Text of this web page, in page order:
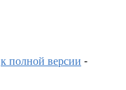
к полной версии -